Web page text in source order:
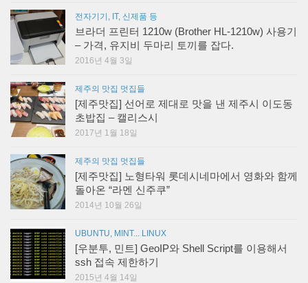
전자기기, IT, 신제품 등
브라더 프린터 1210w (Brother HL-1210w) 사용기
– 가격, 유지비 두마리 토끼를 잡다.
2016년 4월 3일
제주의 맛집 멋집들
[제주맛집] 선어로 제대로 맛을 낸 제주시 이도동
초밥집 – 캘리스시
2017년 1월 18일
제주의 맛집 멋집들
[제주맛집] 노형타워 롯데시네마에서 영화와 함께
돌아온 “라멘 신주쿠”
2014년 10월 26일
UBUNTU, MINT... LINUX
[우분투, 민트] GeoIP와 Shell Script를 이용해서
ssh 접속 제한하기
2015년 4월 14일